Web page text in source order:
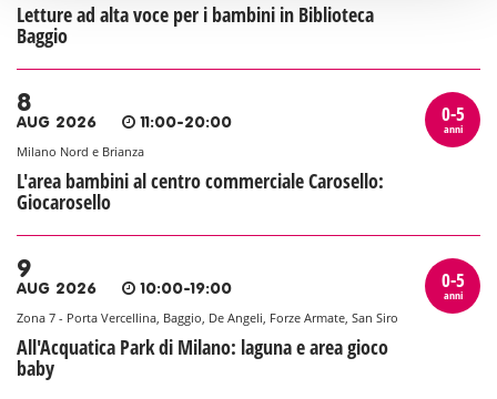
Letture ad alta voce per i bambini in Biblioteca
Baggio
8
AUG 2026 11:00-20:00
Milano Nord e Brianza
L'area bambini al centro commerciale Carosello:
Giocarosello
0-5
anni
9
AUG 2026 10:00-19:00
Zona 7 - Porta Vercellina, Baggio, De Angeli, Forze Armate, San Siro
All'Acquatica Park di Milano: laguna e area gioco
baby
0-5
anni